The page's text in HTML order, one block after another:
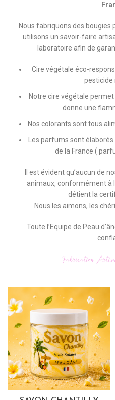
Nous fabriquons des bougies
utilisons un savoir-faire
laboratoire afin de
Cire végétale éco-
pesticide
Notre cire végétale
donne une
Nos colorants sont tous
Les parfums sont
de la France (
Il est évident qu’aucun de
animaux, conformément à
détient la
Nous les aimons, les
Toute l’Equipe de Peau
Fabrication